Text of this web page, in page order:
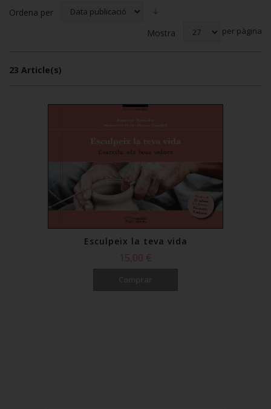
Ordena per
Mostra
per pàgina
23 Article(s)
Esculpeix la teva vida
15,00 €